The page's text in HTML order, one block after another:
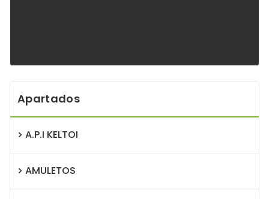
Apartados
A.P.I KELTOI
AMULETOS